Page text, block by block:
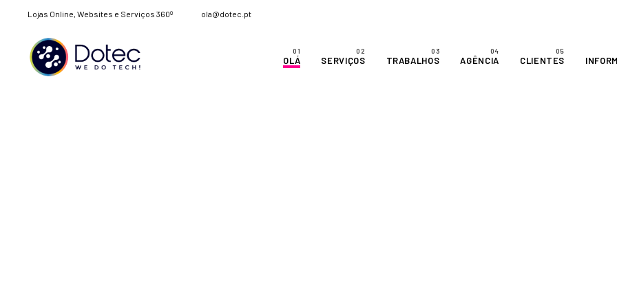
Lojas Online, Websites e Serviços 360º ola@dotec.pt
OLÁ SERVIÇOS TRABALHOS AGÊNCIA CLIENTES